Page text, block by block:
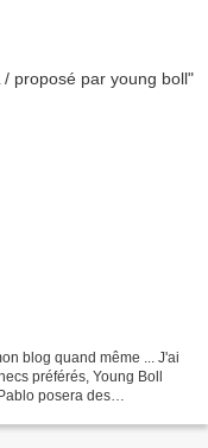
blog quand même ... J'ai
préférés, Young Boll
posera des